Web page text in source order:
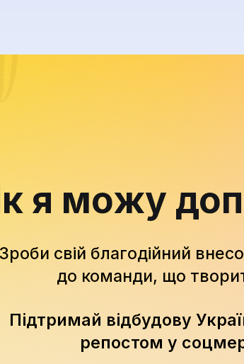
я можу
Зроби свій благодійний
до команди, що
Підтримай відбудову
репостом у